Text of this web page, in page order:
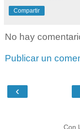
Compartir
No hay
Publicar un
‹
Con